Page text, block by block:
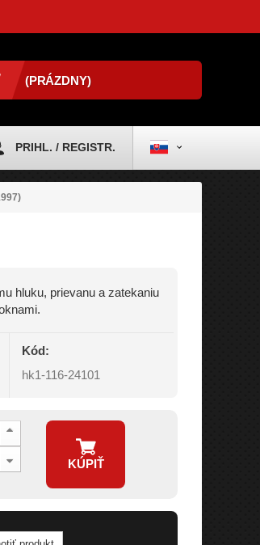
(PRÁZDNY)
PRIHL. / REGISTR.
hluku, prievanu a zatekaniu
Kód:
hk1-116-24101
KÚPIŤ